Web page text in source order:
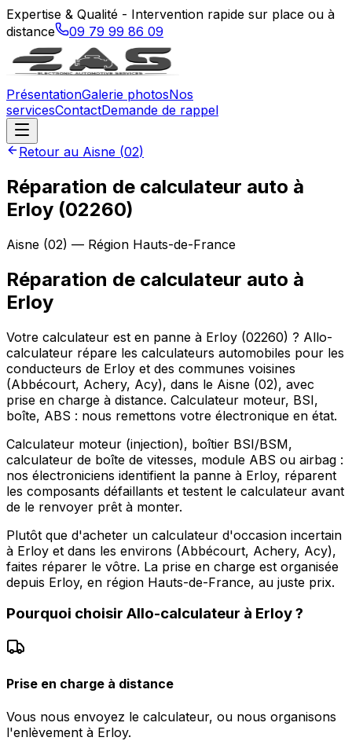
Expertise & Qualité - Intervention rapide sur place ou à
distance
09 79 99 86 09
PrésentationGalerie photosNos
servicesContactDemande de rappel
Retour au Aisne (02)
Réparation de calculateur auto à
Erloy (02260)
Aisne (02) — Région Hauts-de-France
Réparation de calculateur auto à
Erloy
Votre calculateur est en panne à Erloy (02260) ? Allo-
calculateur répare les calculateurs automobiles pour les
conducteurs de Erloy et des communes voisines
(Abbécourt, Achery, Acy), dans le Aisne (02), avec
prise en charge à distance. Calculateur moteur, BSI,
boîte, ABS : nous remettons votre électronique en état.
Calculateur moteur (injection), boîtier BSI/BSM,
calculateur de boîte de vitesses, module ABS ou airbag :
nos électroniciens identifient la panne à Erloy, réparent
les composants défaillants et testent le calculateur avant
de le renvoyer prêt à monter.
Plutôt que d'acheter un calculateur d'occasion incertain
à Erloy et dans les environs (Abbécourt, Achery, Acy),
faites réparer le vôtre. La prise en charge est organisée
depuis Erloy, en région Hauts-de-France, au juste prix.
Pourquoi choisir Allo-calculateur à Erloy?
Prise en charge à distance
Vous nous envoyez le calculateur, ou nous organisons
l'enlèvement à Erloy.